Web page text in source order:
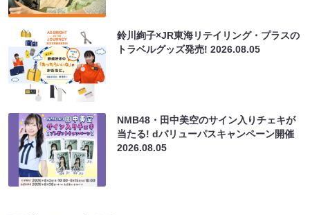
鈴川絢子×JR東海リテイリング・プラスの
トラベルグッズ発売!2026.08.05
NMB48・田中美空のサイン入りチェキが
当たる! dバリューパスキャンペーン開催
2026.08.05